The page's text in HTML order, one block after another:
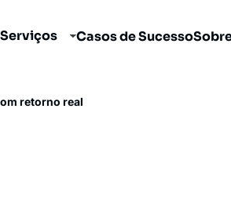
Serviços Casos de Sucesso
retorno real